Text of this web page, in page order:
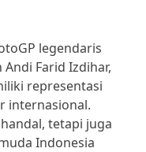
legendaris
Farid Izdihar,
representasi
internasional.
tetapi juga
Indonesia